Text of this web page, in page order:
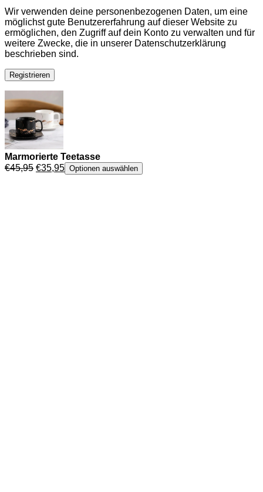
Wir verwenden deine personenbezogenen Daten, um eine
möglichst gute Benutzererfahrung auf dieser Website zu
ermöglichen, den Zugriff auf dein Konto zu verwalten und für
weitere Zwecke, die in unserer Datenschutzerklärung
beschrieben sind.
Registrieren
Marmorierte Teetasse
€45,95 Ursprünglicher
€35,95Aktueller
Preis
Optionen auswählen